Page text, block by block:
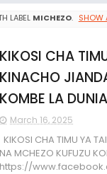
LABEL MICHEZO. SHOW
KIKOSI CHA
KINACHO
KOMBE LA
March 16, 2025
KIKOSI CHA TIMU YA
NA MCHEZO KUFUZU
https://